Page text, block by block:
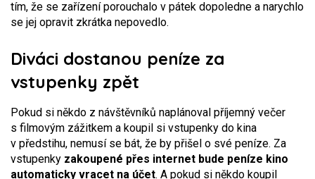
tím, že se zařízení porouchalo v pátek dopoledne a narychlo
se jej opravit zkrátka nepovedlo.
Diváci dostanou peníze za
vstupenky zpět
Pokud si někdo z návštěvníků naplánoval příjemný večer
s filmovým zážitkem a koupil si vstupenky do kina
v předstihu, nemusí se bát, že by přišel o své peníze. Za
vstupenky zakoupené přes internet bude peníze kino
automaticky vracet na účet. A pokud si někdo koupil